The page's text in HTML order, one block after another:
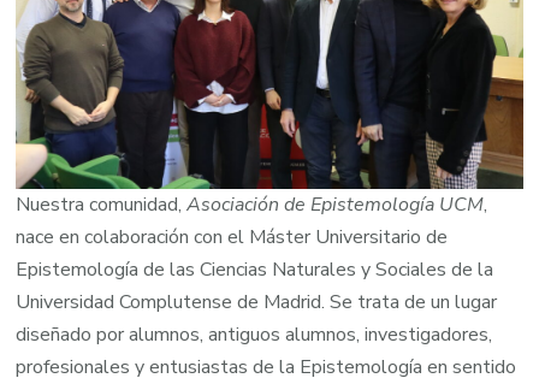
Nuestra comunidad,Asociación de Epistemología UCM,
nace en colaboración con el Máster Universitario de
Epistemología de las Ciencias Naturales y Sociales de la
Universidad Complutense de Madrid. Se trata de un lugar
diseñado por alumnos, antiguos alumnos, investigadores,
profesionales y entusiastas de la Epistemología en sentido